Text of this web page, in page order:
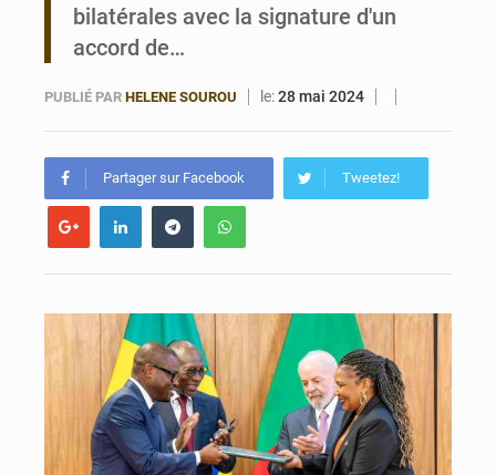
bilatérales avec la signature d'un
accord de…
PUBLIÉ PAR HELENE SOUROU le:28 mai 2024
Partager sur Facebook Tweetez!